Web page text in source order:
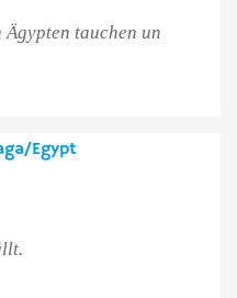
tauchen un
Egypt